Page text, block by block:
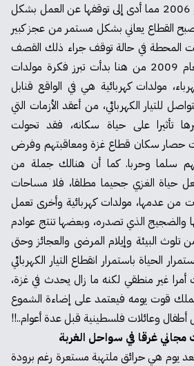
قطاع غزة بتاريخ 28 يونيو 2006 مما أدى إلى توقفها عن العمل بشكل
القطاع يعاني بشكل مستمر من عجز كبير
المحطة في حالة توقف جراء ذلك القصف
حتى أصلحت جزئيا في العام 2009 من هنا بدأت تبرز فكرة مولدات
مولدات كهربائية هي في الواقع قنابل
للتيار الكهربائي، من أعقد الأزمات التي
تأثيرا على حياة سكانه، فقد تحولت
حصار سكان قطاع غزة ومعاقبتهم وفرض
سلما وحربا. كما أن هنالك جملة من
حياة الغزي جحيما مطلقا، فلا مساحات
من عدمها، مولدات كهربائية وأخرى تعمل
والضجيج الذي تصدره، وبعضها تنتج عوادم
تلوث البيئة وإيلام المرضى والعجائز وحتى
الحياة باستمرار انقطاع التيار الكهربائي
أمرا غير منطقي لكنه ما زال يحدث في غزة،
قوت يومه فيعتمد على إضاءة الشموع
أطفال وعائلات فلسطينية قبل عدة أعوام..!!
غرقا في سواحل الغربة
يوم هي حرائق ملتهبة مستعرة رغم برودة